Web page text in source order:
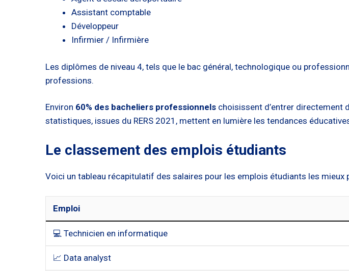
Assistant comptable
Développeur
Infirmier / Infirmière
Les diplômes de niveau 4, tels que le bac général, technologique ou
professions.
Environ 60% des bacheliers professionnels choisissent d’entrer directement
statistiques, issues du RERS 2021, mettent en lumière les tendances
Le classement des emplois étudiants
Voici un tableau récapitulatif des salaires pour les emplois étudiants les mieux
Emploi
💻 Technicien en informatique
📈 Data analyst